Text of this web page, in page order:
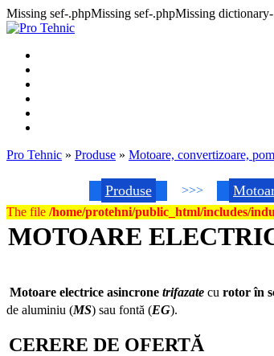
Missing sef-.phpMissing sef-.phpMissing
Pro Tehnic » Produse » Motoare, convertizoare,
Produse >>>
The file /home/protehni/public_html/includes/
MOTOARE
Motoare electrice asincrone trifazate cu rotor în
de aluminiu (MS) sau fontă (EG).
CERERE DE OFERTĂ